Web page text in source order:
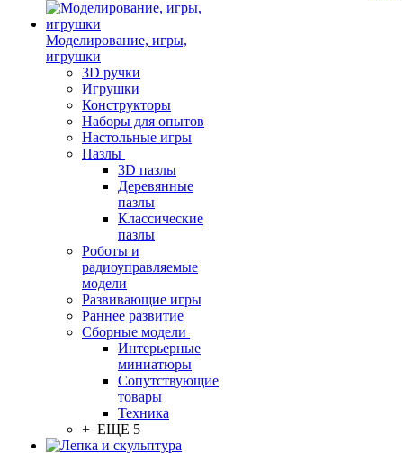
Моделирование, игры,
игрушки
3D ручки
Игрушки
Конструкторы
Наборы для опытов
Настольные игры
Пазлы
3D пазлы
Деревянные
пазлы
Классические
пазлы
Роботы и
радиоуправляемые
модели
Развивающие игры
Раннее развитие
Сборные модели
Интерьерные
миниатюры
Сопутствующие
товары
Техника
+ ЕЩЕ 5